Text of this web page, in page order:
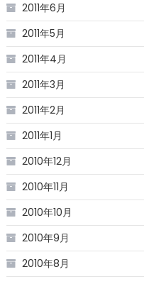
2011年6月
2011年5月
2011年4月
2011年3月
2011年2月
2011年1月
2010年12月
2010年11月
2010年10月
2010年9月
2010年8月